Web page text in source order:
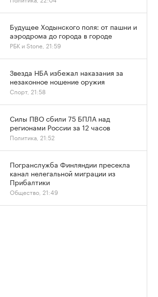
Будущее Ходынского поля: от пашни и
аэродрома до города в городе
РБК и Stone, 21:59
Звезда НБА избежал наказания за
незаконное ношение оружия
Спорт, 21:58
Силы ПВО сбили 75 БПЛА над
регионами России за 12 часов
Политика, 21:52
Погранслужба Финляндии пресекла
канал нелегальной миграции из
Прибалтики
Общество, 21:49